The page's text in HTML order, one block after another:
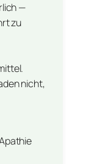
—
zu
nicht,